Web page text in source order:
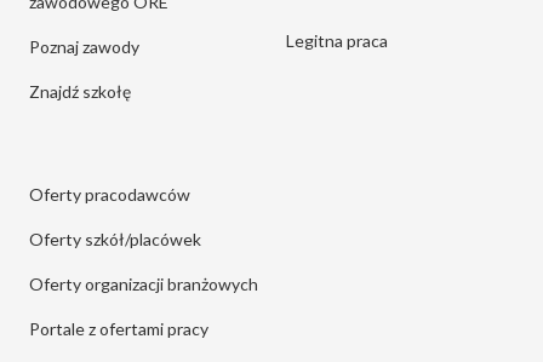
Poznaj zawody
Znajdź szkołę
Legitna praca
Oferty pracodawców
Oferty szkół/placówek
Oferty organizacji branżowych
Portale z ofertami pracy